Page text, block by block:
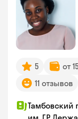
5 от
11 отзывов
Тамбовский